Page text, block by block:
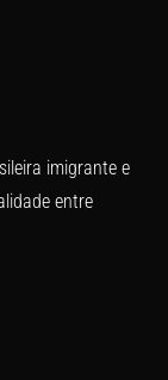
imigrante e
entre